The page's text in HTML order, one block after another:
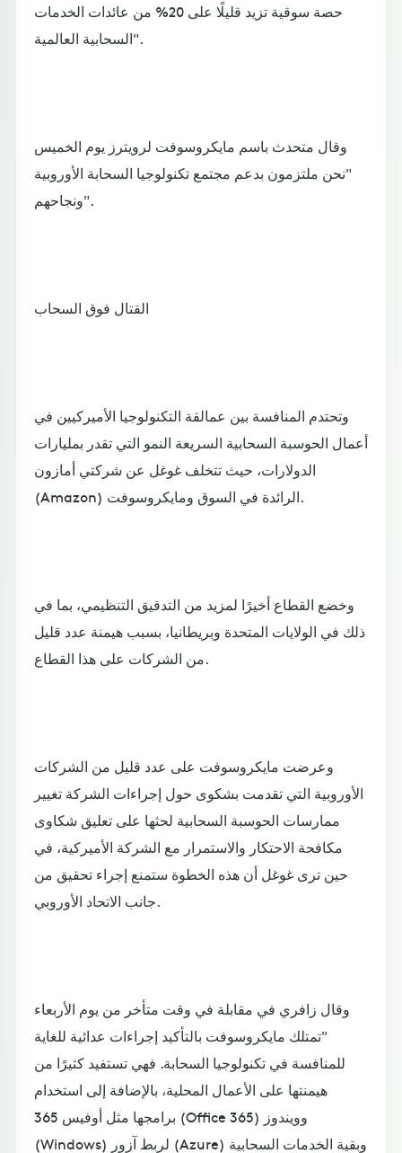
حصة سوقية تزيد قليلًا على 20% من عائدات الخدمات
السحابية العالمية".
وقال متحدث باسم مايكروسوفت لرويترز يوم الخميس
"نحن ملتزمون بدعم مجتمع تكنولوجيا السحابة الأوروبية
ونجاحهم".
القتال فوق السحاب
وتحتدم المنافسة بين عمالقة التكنولوجيا الأميركيين في
أعمال الحوسبة السحابية السريعة النمو التي تقدر بمليارات
الدولارات، حيث تتخلف غوغل عن شركتي أمازون
(Amazon) الرائدة في السوق ومايكروسوفت.
وخضع القطاع أخيرًا لمزيد من التدقيق التنظيمي، بما في
ذلك في الولايات المتحدة وبريطانيا، بسبب هيمنة عدد قليل
من الشركات على هذا القطاع.
وعرضت مايكروسوفت على عدد قليل من الشركات
الأوروبية التي تقدمت بشكوى حول إجراءات الشركة تغيير
ممارسات الحوسبة السحابية لحثها على تعليق شكاوى
مكافحة الاحتكار والاستمرار مع الشركة الأميركية، في
حين ترى غوغل أن هذه الخطوة ستمنع إجراء تحقيق من
جانب الاتحاد الأوروبي.
وقال زافري في مقابلة في وقت متأخر من يوم الأربعاء
"تمتلك مايكروسوفت بالتأكيد إجراءات عدائية للغاية
للمنافسة في تكنولوجيا السحابة. فهي تستفيد كثيرًا من
هيمنتها على الأعمال المحلية، بالإضافة إلى استخدام
برامجها مثل أوفيس 365 (Office 365) وويندوز
(Windows) لربط آزور (Azure) وبقية الخدمات السحابية